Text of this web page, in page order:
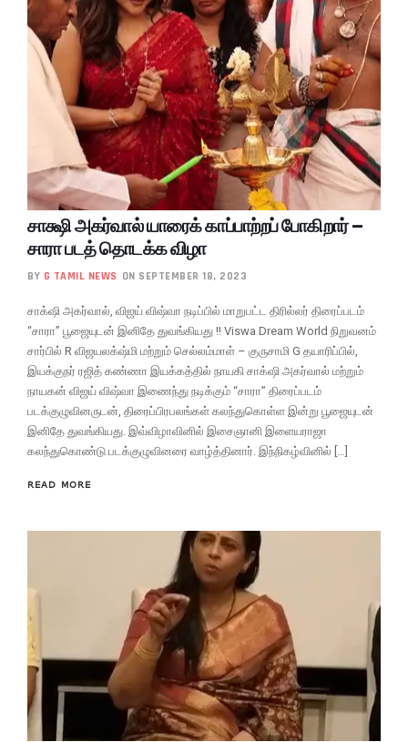
சாக்ஷி அகர்வால் யாரைக் காப்பாற்றப் போகிறார் –
சாரா படத் தொடக்க விழா
BY G TAMIL NEWS ON SEPTEMBER 18, 2023
சாக்‌ஷி அகர்வால், விஜய் விஷ்வா நடிப்பில் மாறுபட்ட திரில்லர் திரைப்படம்
“சாரா” பூஜையுடன் இனிதே துவங்கியது !! Viswa Dream World நிறுவனம்
சார்பில் R விஜயலக்‌ஷ்மி மற்றும் செல்லம்மாள் – குருசாமி G தயாரிப்பில்,
இயக்குநர் ரஜித் கண்ணா இயக்கத்தில் நாயகி சாக்‌ஷி அகர்வால் மற்றும்
நாயகன் விஜய் விஷ்வா இணைந்து நடிக்கும் “சாரா” திரைப்படம்
படக்குழுவினருடன், திரைப்பிரபலங்கள் கலந்துகொள்ள இன்று பூஜையுடன்
இனிதே துவங்கியது. இவ்விழாவினில் இசைஞானி இளையராஜா
கலந்துகொண்டு படக்குழுவினரை வாழ்த்தினார். இந்நிகழ்வினில் […]
READ MORE